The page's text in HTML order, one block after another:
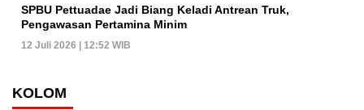
SPBU Pettuadae Jadi Biang Keladi Antrean Truk,
Pengawasan Pertamina Minim
12 Juli 2026 | 12:52 WIB
KOLOM